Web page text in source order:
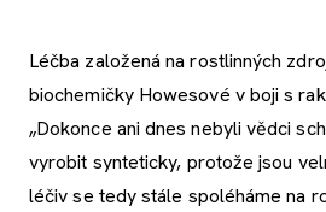
Léčba založená na rostlinných
biochemičky Howesové v boji s
„Dokonce ani dnes nebyli vědci
vyrobit synteticky, protože jsou
léčiv se tedy stále spoléháme na